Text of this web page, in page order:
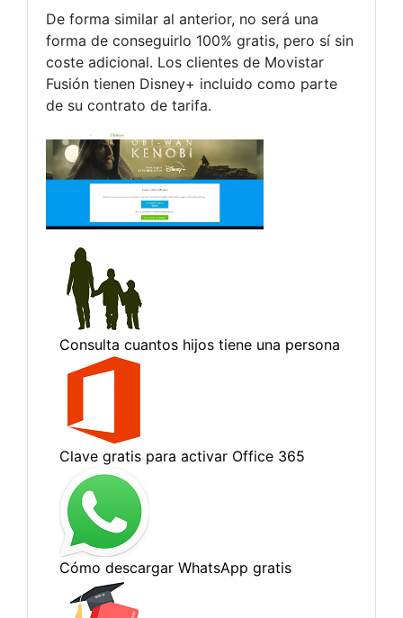
De forma similar al anterior, no será una
forma de conseguirlo 100% gratis, pero sí sin
coste adicional. Los clientes de Movistar
Fusión tienen Disney+ incluido como parte
de su contrato de tarifa.